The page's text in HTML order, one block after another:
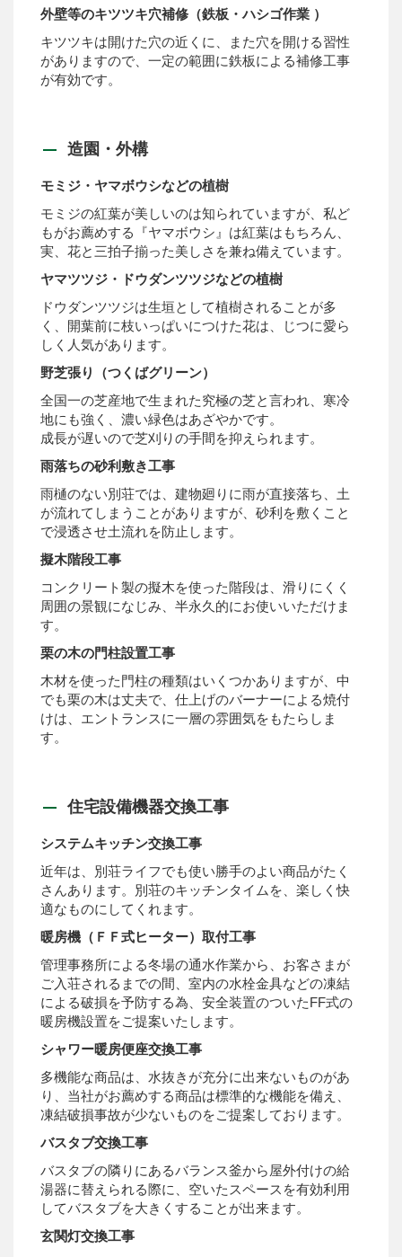
外壁等のキツツキ穴補修（鉄板・ハシゴ作業 ）
キツツキは開けた穴の近くに、また穴を開ける習性
がありますので、一定の範囲に鉄板による補修工事
が有効です。
造園・外構
モミジ・ヤマボウシなどの植樹
モミジの紅葉が美しいのは知られていますが、私ど
もがお薦めする『ヤマボウシ』は紅葉はもちろん、
実、花と三拍子揃った美しさを兼ね備えています。
ヤマツツジ・ドウダンツツジなどの植樹
ドウダンツツジは生垣として植樹されることが多
く、開葉前に枝いっぱいにつけた花は、じつに愛ら
しく人気があります。
野芝張り（つくばグリーン）
全国一の芝産地で生まれた究極の芝と言われ、寒冷
地にも強く、濃い緑色はあざやかです。
成長が遅いので芝刈りの手間を抑えられます。
雨落ちの砂利敷き工事
雨樋のない別荘では、建物廻りに雨が直接落ち、土
が流れてしまうことがありますが、砂利を敷くこと
で浸透させ土流れを防止します。
擬木階段工事
コンクリート製の擬木を使った階段は、滑りにくく
周囲の景観になじみ、半永久的にお使いいただけま
す。
栗の木の門柱設置工事
木材を使った門柱の種類はいくつかありますが、中
でも栗の木は丈夫で、仕上げのバーナーによる焼付
けは、エントランスに一層の雰囲気をもたらしま
す。
住宅設備機器交換工事
システムキッチン交換工事
近年は、別荘ライフでも使い勝手のよい商品がたく
さんあります。別荘のキッチンタイムを、楽しく快
適なものにしてくれます。
暖房機（ＦＦ式ヒーター）取付工事
管理事務所による冬場の通水作業から、お客さまが
ご入荘されるまでの間、室内の水栓金具などの凍結
による破損を予防する為、安全装置のついたFF式の
暖房機設置をご提案いたします。
シャワー暖房便座交換工事
多機能な商品は、水抜きが充分に出来ないものがあ
り、当社がお薦めする商品は標準的な機能を備え、
凍結破損事故が少ないものをご提案しております。
バスタブ交換工事
バスタブの隣りにあるバランス釜から屋外付けの給
湯器に替えられる際に、空いたスペースを有効利用
してバスタブを大きくすることが出来ます。
玄関灯交換工事